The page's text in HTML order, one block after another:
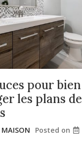
pour bien
les plans de
MAISON Posted on